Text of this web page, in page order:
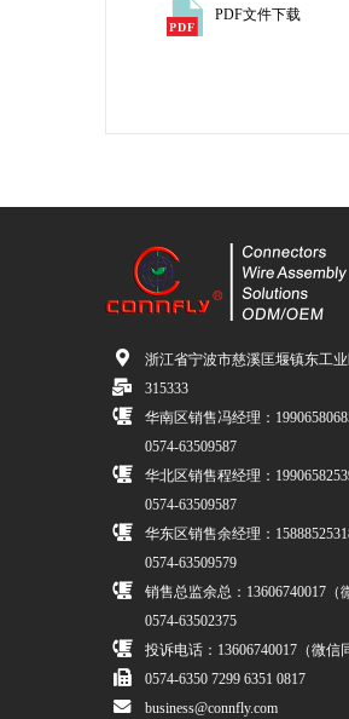
PDF文件下载
浙江省宁波市慈溪匡堰镇东工
315333
华南区销售冯经理：
0574-63509587
华北区销售程经理：
0574-63509587
华东区销售余经理：
0574-63509579
销售总监余总：13606740017（
0574-63502375
投诉电话：13606740017（微信
0574-6350 7299 6351 0817
business@connfly.com